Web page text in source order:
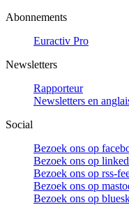
Abonnements
Euractiv Pro
Newsletters
Rapporteur
Newsletters en
Social
Bezoek ons op
Bezoek ons op
Bezoek ons op rss-
Bezoek ons op
Bezoek ons op